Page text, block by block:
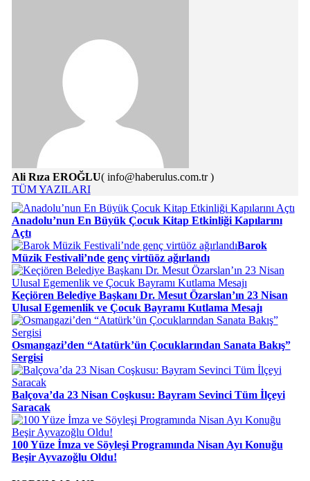
Ali Rıza EROĞLU( info@haberulus.com.tr )
TÜM YAZILARI
Anadolu’nun En Büyük Çocuk Kitap Etkinliği Kapılarını
Açtı
Barok
Müzik Festivali’nde genç virtüöz ağırlandı
Keçiören Belediye Başkanı Dr. Mesut Özarslan’ın 23 Nisan
Ulusal Egemenlik ve Çocuk Bayramı Kutlama Mesajı
Osmangazi’den “Atatürk’ün Çocuklarından Sanata Bakış”
Sergisi
Balçova’da 23 Nisan Coşkusu: Bayram Sevinci Tüm İlçeyi
Saracak
100 Yüze İmza ve Söyleşi Programında Nisan Ayı Konuğu
Beşir Ayvazoğlu Oldu!